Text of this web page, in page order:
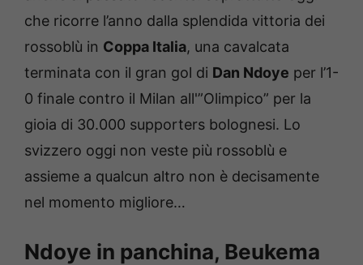
che ricorre l’anno dalla splendida vittoria dei
rossoblù in Coppa Italia, una cavalcata
terminata con il gran gol di Dan Ndoye per l’1-
0 finale contro il Milan all'”Olimpico” per la
gioia di 30.000 supporters bolognesi. Lo
svizzero oggi non veste più rossoblù e
assieme a qualcun altro non è decisamente
nel momento migliore…
Ndoye in panchina, Beukema